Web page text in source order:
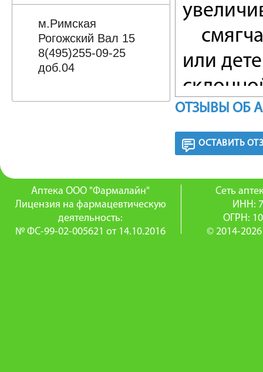
м.Римская
Рогожский Вал 15
8(495)255-09-25
доб.04
или
Крем
и не
любого
ОТЗЫВЫ ОБ
ОСТАВИТЬ
Аптека ООО "Фармалайн"
Лицензия на фармацевтическую
деятельность:
№ ФС-99-02-005621 от 14.10.2016
Сеть
ИНН:
ОГРН:
© 2014-